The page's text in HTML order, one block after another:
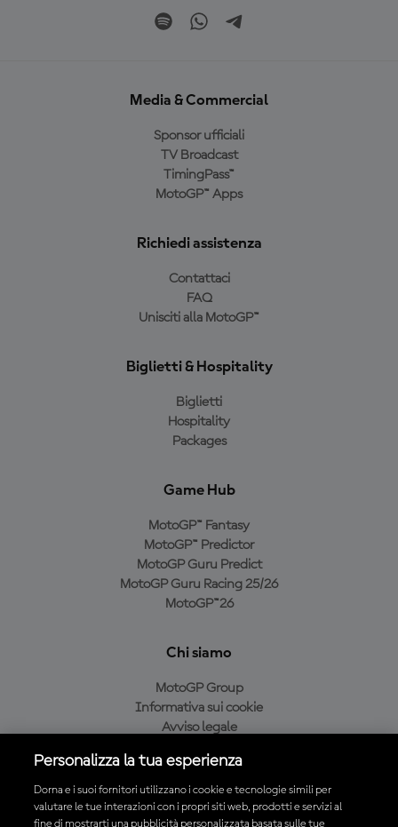
Media & Commercial
Sponsor ufficiali
TV Broadcast
TimingPass™
MotoGP™ Apps
Richiedi assistenza
Contattaci
FAQ
Unisciti alla MotoGP™
Biglietti & Hospitality
Biglietti
Hospitality
Packages
Game Hub
MotoGP™ Fantasy
MotoGP™ Predictor
MotoGP Guru Predict
MotoGP Guru Racing 25/26
MotoGP™26
Chi siamo
MotoGP Group
Informativa sui cookie
Avviso legale
Condizioni di acquisto
Personalizza la tua esperienza
Dorna e i suoi fornitori utilizzano i cookie e tecnologie simili per
valutare le tue interazioni con i propri siti web, prodotti e servizi al
fine di mostrarti una pubblicità personalizzata basata sulle tue